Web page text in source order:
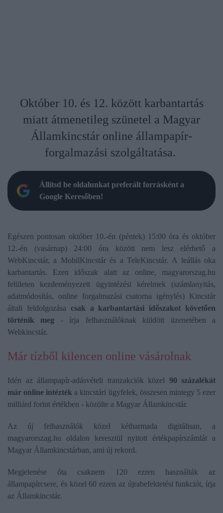
Október 10. és 12. között karbantartás
miatt átmenetileg szünetel a Magyar
Államkincstár online állampapír-
forgalmazási szolgáltatása.
Állítsd be oldalunkat preferált forrásként a
Google Keresőben!
Egészen pontosan október 10.-én (péntek) 15:00 óra és október
12.-én (vasárnap) 24:00 óra között nem lesz elérhető a
WebKincstár, a MobilKincstár és a TeleKincstár. A leállás oka
karbantartás. Ezen időszak alatt az online, magyarorszag.hu
felületen kezdeményezett ügyintézési kérelmek (számlanyitás,
adatmódosítás, online forgalmazási csatorna igénylés) Kincstár
általi feldolgozása csak a karbantartási időszakot követően
történik meg - írja felhasználóknak küldött üzenetében a
Webkincstár.
Már tízből kilencen online vásárolnak
Idén az állampapír-adásvételi tranzakciók közel 90 százalékát
már online intézték a kincstári ügyfelek, összesen mintegy 5 ezer
milliárd forint értékben - közölte a Magyar Államkincstár.
Az új felhasználók közel kétharmada digitálisan, a
magyarorszag.hu oldalon keresztül nyitott értékpapírszámlát a
Magyar Államkincstárban, ami új rekord.
Megjelenése óta csaknem 120 ezren használták az
állampapírcsere, és közel 60 ezren az újrabefektetési funkciót, írja
az Államkincstár.